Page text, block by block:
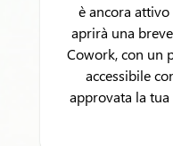
è ancora
aprirà una
Cowork, con un
accessibile
approvata la